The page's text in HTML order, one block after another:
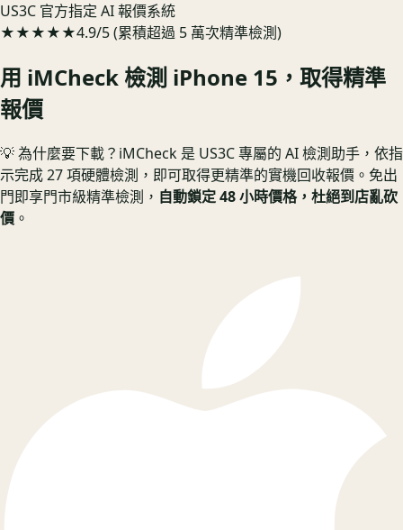
US3C 官方指定 AI 報價系統
★★★★★4.9/5 (累積超過 5 萬次精準檢測)
用 iMCheck 檢測 iPhone 15 ，取得精準
報價
💡 為什麼要下載？ iMCheck 是 US3C 專屬的 AI 檢測助手，依指
示完成 27 項硬體檢測，即可取得更精準的實機回收報價。 免出
門即享門市級精準檢測， 自動鎖定 48 小時價格，杜絕到店亂砍
價 。